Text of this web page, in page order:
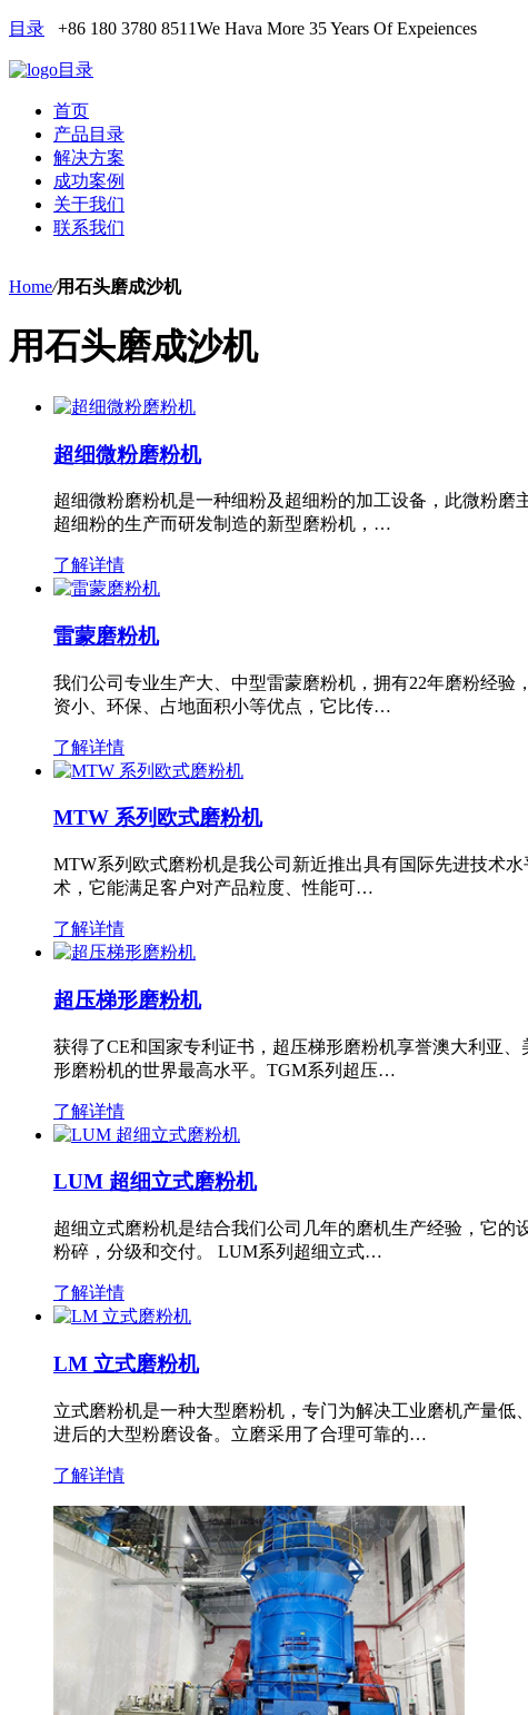
目录 +86 180 3780 8511We Hava More 35 Years Of Expeiences
目录
首页
产品目录
解决方案
成功案例
关于我们
联系我们
Home/用石头磨成沙机
用石头磨成沙机
超细微粉磨粉机
超细微粉磨粉机是一种细粉及超细粉的加工设备，此微粉
超细粉的生产而研发制造的新型磨粉机，…
了解详情
雷蒙磨粉机
我们公司专业生产大、中型雷蒙磨粉机，拥有22年磨粉经
资小、环保、占地面积小等优点，它比传…
了解详情
MTW 系列欧式磨粉机
MTW系列欧式磨粉机是我公司新近推出具有国际先进技术
术，它能满足客户对产品粒度、性能可…
了解详情
超压梯形磨粉机
获得了CE和国家专利证书，超压梯形磨粉机享誉澳大利亚
形磨粉机的世界最高水平。TGM系列超压…
了解详情
LUM 超细立式磨粉机
超细立式磨粉机是结合我们公司几年的磨机生产经验，它
粉碎，分级和交付。 LUM系列超细立式…
了解详情
LM 立式磨粉机
立式磨粉机是一种大型磨粉机，专门为解决工业磨机产量
进后的大型粉磨设备。立磨采用了合理可靠的…
了解详情